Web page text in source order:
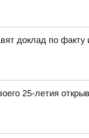
доклад по
25-летия